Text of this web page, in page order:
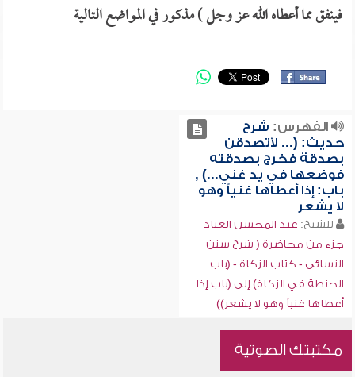
فينفق مما أعطاه الله عز وجل ) مذكور في المواضع التالية
الفهرس: شرح
حديث: (... لأتصدقن
بصدقة فخرج بصدقته
فوضعها في يد غني...) ,
باب: إذا أعطاها غنياً وهو
لا يشعر
للشيخ: عبد المحسن العباد
جزء من محاضرة ( شرح سنن
النسائي - كتاب الزكاة - (باب
الحنطة في الزكاة) إلى (باب إذا
أعطاها غنياً وهو لا يشعر))
مكتبتك الصوتية